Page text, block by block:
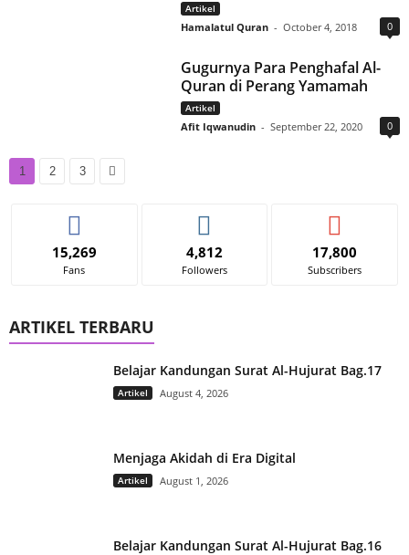
Artikel
Hamalatul Quran - October 4, 2018 0
Gugurnya Para Penghafal Al-
Quran di Perang Yamamah
Artikel
Afit Iqwanudin - September 22, 2020 0
1 2 3
15,269
Fans
4,812
Followers
17,800
Subscribers
ARTIKEL TERBARU
Belajar Kandungan Surat Al-Hujurat Bag.17
Artikel August 4, 2026
Menjaga Akidah di Era Digital
Artikel August 1, 2026
Belajar Kandungan Surat Al-Hujurat Bag.16